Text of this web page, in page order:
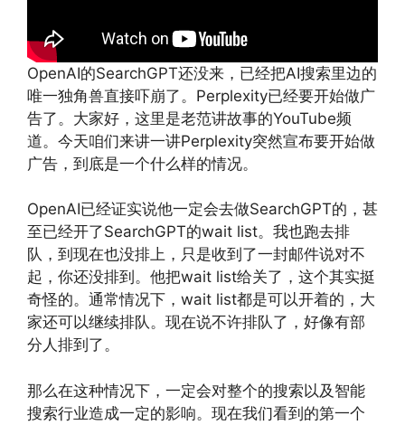
OpenAI的SearchGPT还没来，已经把AI搜索里边的
唯一独角兽直接吓崩了。Perplexity已经要开始做广
告了。大家好，这里是老范讲故事的YouTube频
道。今天咱们来讲一讲Perplexity突然宣布要开始做
广告，到底是一个什么样的情况。
OpenAI已经证实说他一定会去做SearchGPT的，甚
至已经开了SearchGPT的wait list。我也跑去排
队，到现在也没排上，只是收到了一封邮件说对不
起，你还没排到。他把wait list给关了，这个其实挺
奇怪的。通常情况下，wait list都是可以开着的，大
家还可以继续排队。现在说不许排队了，好像有部
分人排到了。
那么在这种情况下，一定会对整个的搜索以及智能
搜索行业造成一定的影响。现在我们看到的第一个